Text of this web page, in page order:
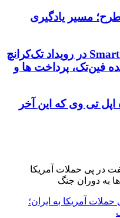
طرح؛ مسیر یادگیری
رونمایی از استیج Smart Money در رویداد تک‌کرانچ
آینده فین‌تک، پرداخت‌ ها و
تی وی که این آخر
آمریکا به ایران؛